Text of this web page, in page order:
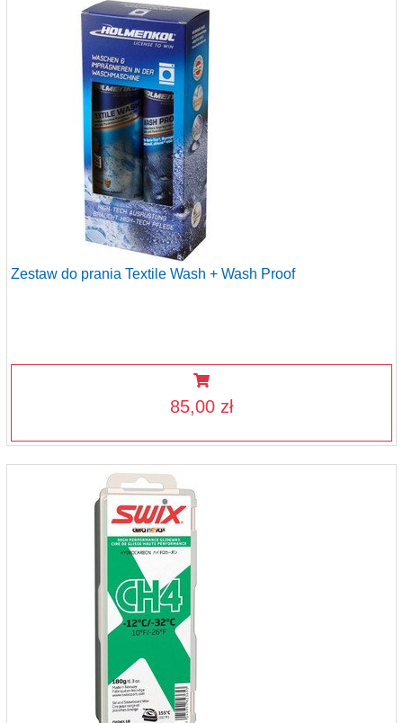
Zestaw do prania Textile Wash + Wash Proof
85,00 zł